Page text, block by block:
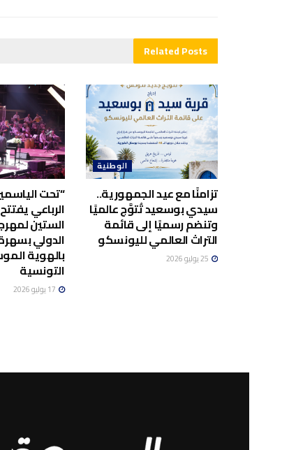
RelatedPosts
الوطنية
تزامنًا مع عيد الجمهورية..
سيدي بوسعيد تُتوَّج عالميًا
وتنضم رسميًا إلى قائمة
التراث العالمي لليونسكو
“تحت
الرباعي
الستين
الدولي
بالهوية
التونسية